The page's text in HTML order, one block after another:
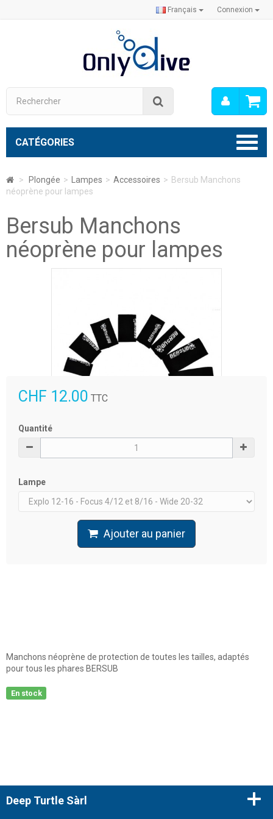
Connexion
Français
Mon
CATÉGORIES
> Plongée > Lampes > Accessoires > Bersub Manchons
néoprène pour lampes
Bersub Manchons
néoprène pour lampes
CHF 12.00 TTC
Quantité
Lampe
Ajouter au panier
Manchons néoprène de protection de toutes les tailles, adaptés
pour tous les phares BERSUB
En stock
Deep Turtle Sàrl